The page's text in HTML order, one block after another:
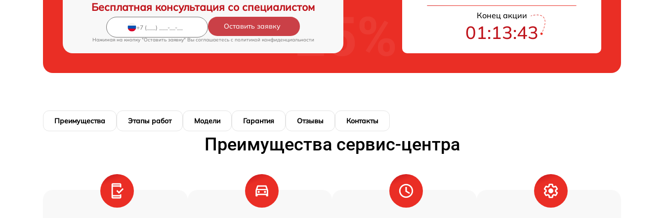
Бесплатная консультация со специалистом
Оставить заявку
Нажимая на кнопку "Оставить заявку" Вы соглашаетесь c политикой конфиденциальности
Конец акции
01:13:42
Преимущества Этапы работ Модели Гарантия Отзывы Контакты
Преимущества сервис-центра